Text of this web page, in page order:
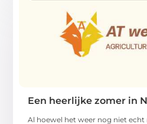
Een heerlijke zomer in
Al hoewel het weer nog niet echt